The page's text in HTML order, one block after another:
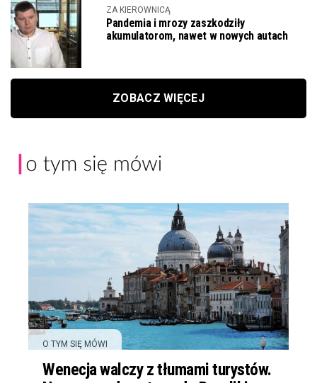
ZA KIEROWNICĄ
Pandemia i mrozy zaszkodziły
akumulatorom, nawet w nowych autach
ZOBACZ WIĘCEJ
O TYM SIĘ MÓWI
Wenecja walczy z tłumami turystów.